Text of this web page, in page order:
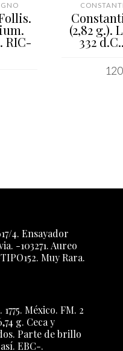
RIC-
(2,82 g.).
332
4. Ensayador
-103271. Aureo
Muy Rara.
México. FM. 2
g. Ceca y
Parte de brillo
EBC-.